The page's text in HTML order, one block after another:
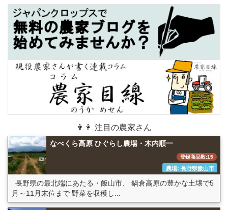
👨👩 注目の農家さん
なべくら高原 ひぐらし農場・木内順一
登録商品数:15
農場: 長野県飯山市
長野県の最北端にあたる・飯山市、 鍋倉高原の豊かな土壌で5
月～11月末位まで 野菜を収穫し...